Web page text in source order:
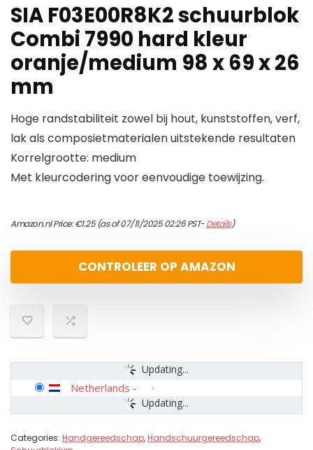
SIA F03E00R8K2 schuurblok
Combi 7990 hard kleur
oranje/medium 98 x 69 x 26
mm
Hoge randstabiliteit zowel bij hout, kunststoffen, verf,
lak als composietmaterialen uitstekende resultaten
Korrelgrootte: medium
Met kleurcodering voor eenvoudige toewijzing.
Amazon.nl Price:€1.25(as of 07/11/2025 02:26 PST-Details)
CONTROLEER OP AMAZON
Updating...
Updating...
Netherlands -
Categories: Handgereedschap,Handschuurgereedschap,